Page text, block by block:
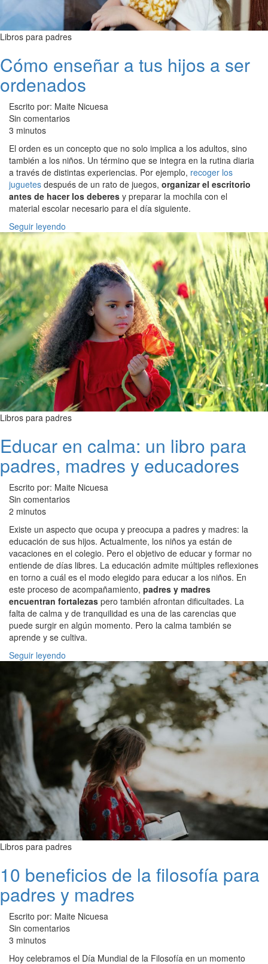
Libros para padres
Cómo enseñar a tus hijos a ser
ordenados
Escrito por: Maite Nicuesa
Sin comentarios
3 minutos
El orden es un concepto que no solo implica a los adultos, sino
también a los niños. Un término que se integra en la rutina diaria
a través de distintas experiencias. Por ejemplo, recoger los
juguetes después de un rato de juegos, organizar el escritorio
antes de hacer los deberes y preparar la mochila con el
material escolar necesario para el día siguiente.
Seguir leyendo
Libros para padres
Educar en calma: un libro para
padres, madres y educadores
Escrito por: Maite Nicuesa
Sin comentarios
2 minutos
Existe un aspecto que ocupa y preocupa a padres y madres: la
educación de sus hijos. Actualmente, los niños ya están de
vacaciones en el colegio. Pero el objetivo de educar y formar no
entiende de días libres. La educación admite múltiples reflexiones
en torno a cuál es el modo elegido para educar a los niños. En
este proceso de acompañamiento, padres y madres
encuentran fortalezas pero también afrontan dificultades. La
falta de calma y de tranquilidad es una de las carencias que
puede surgir en algún momento. Pero la calma también se
aprende y se cultiva.
Seguir leyendo
Libros para padres
10 beneficios de la filosofía para
padres y madres
Escrito por: Maite Nicuesa
Sin comentarios
3 minutos
Hoy celebramos el Día Mundial de la Filosofía en un momento